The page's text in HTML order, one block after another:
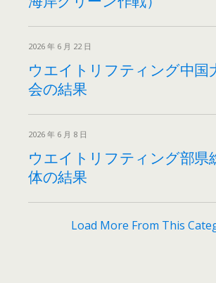
2026 年 6 月 22 日
ウエイトリフティング中国
会の結果
2026 年 6 月 8 日
ウエイトリフティング部県
体の結果
Load More From This